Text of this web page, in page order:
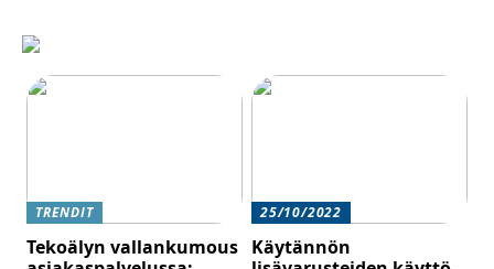
TRENDIT
Tekoälyn vallankumous
25/10/2022
Käytännön